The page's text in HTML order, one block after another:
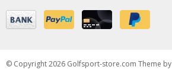
© Copyright 2026 Golfsport-store.com Theme by